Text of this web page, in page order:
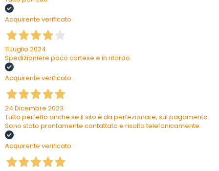
Acquirente verificato
11 Luglio 2024
Spedizioniere poco cortese e in ritardo
Acquirente verificato
24 Dicembre 2023
Tutto perfetto anche se il sito è da perfezionare, sul pagamento.
Sono stato prontamente contattato e risolto telefonicamente.
Acquirente verificato